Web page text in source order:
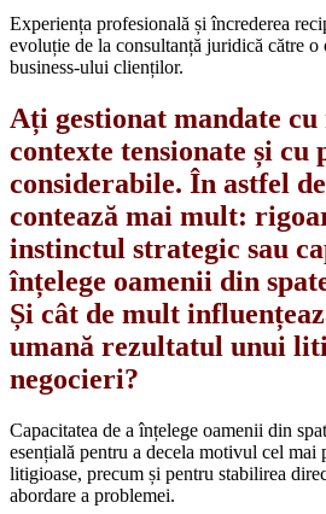
Experiența profesională și încrederea
evoluție de la consultanță juridică către o
business-ului clienților.
Ați gestionat mandate
contexte tensionate și cu
considerabile. În astfel
contează mai mult:
instinctul strategic sau
înțelege oamenii din
Și cât de mult
umană rezultatul unui
negocieri?
Capacitatea de a înțelege oamenii din
esențială pentru a decela motivul cel mai
litigioase, precum și pentru stabilirea
abordare a problemei.